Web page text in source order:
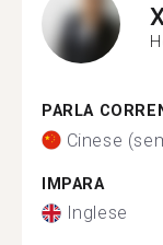
PARLA
Cinese
IMPARA
Inglese